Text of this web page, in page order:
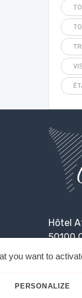
Hôtel
50100
de confidentialité
you want to
PERSONALIZE